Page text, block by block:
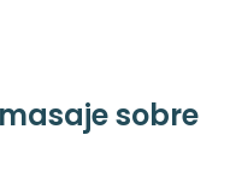
sobre